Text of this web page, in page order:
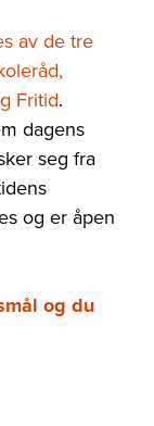
av de tre
Fritid.
dagens
seg fra
og er åpen
og du